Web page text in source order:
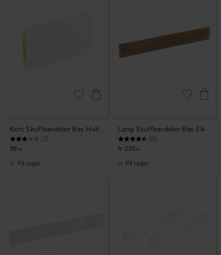
Kort Skuffeavdeler Bas Hvit
Karakter: (2)
99 KR
Lagre som favoritt
På lager
Lang Skuffeavdeler Bas Eik
Karakter: (8)
210 KR
Lagre som
På lager